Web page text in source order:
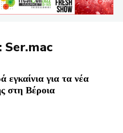
Ser.mac
για τα νέα
στη Βέροια